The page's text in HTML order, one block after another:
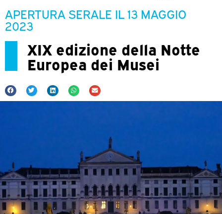
APERTURA SERALE IL 13 MAGGIO
2023
XIX edizione della Notte
Europea dei Musei